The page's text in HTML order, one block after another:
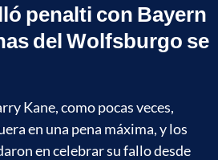
penalti con Bayern
del Wolfsburgo se
Kane, como pocas veces,
en una pena máxima, y los
en celebrar su fallo desde